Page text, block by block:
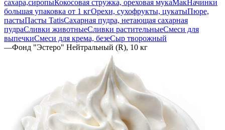
сахара,сиропыКокосовая стружка, ореховая мукаМакНачинки
большая упаковка от 1 кгОрехи, сухофрукты, цукатыПюре,
пастыПасты TatisСахарная пудра, нетающая сахарная
пудраСливки животныеСливки растительныеСмеси для
выпечкиСмеси для крема, безеСыр творожный
—Фонд "Эстеро" Нейтральный (R), 10 кг